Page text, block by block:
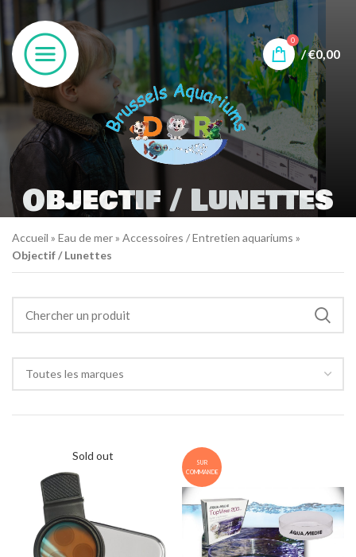
0
/€0,00
Objectif / Lunettes
Accueil » Eau de mer» Accessoires / Entretien aquariums »
Objectif / Lunettes
Toutes les marques
Sold out
SUR
COMMANDE